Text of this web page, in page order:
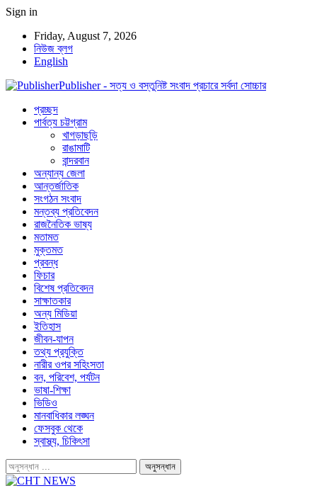
Sign in
Friday, August 7, 2026
নিউজ ব্লগ
English
Publisher - সত্য ও বস্তুনিষ্ট সংবাদ প্রচারে সর্বদা সোচ্চার
প্রচ্ছদ
পার্বত্য চট্টগ্রাম
খাগড়াছড়ি
রাঙামাটি
বান্দরবান
অন্যান্য জেলা
আন্তর্জাতিক
সংগঠন সংবাদ
মন্তব্য প্রতিবেদন
রাজনৈতিক ভাষ্য
মতামত
মুক্তমত
প্রবন্ধ
ফিচার
বিশেষ প্রতিবেদন
সাক্ষাতকার
অন্য মিডিয়া
ইতিহাস
জীবন-যাপন
তথ্য প্রযুক্তি
নারীর ওপর সহিংসতা
বন, পরিবেশ, পর্যটন
ভাষা-শিক্ষা
ভিডিও
মানবাধিকার লঙ্ঘন
ফেসবুক থেকে
স্বাস্থ্য, চিকিৎসা